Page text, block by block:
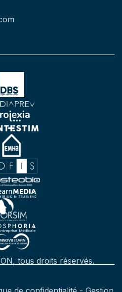
tous droits réservés.